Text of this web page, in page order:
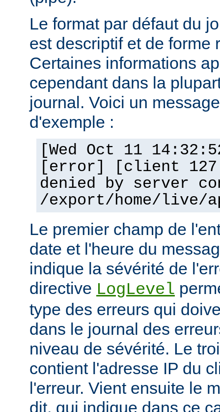
Le format par défaut du
est descriptif et de forme
Certaines informations
cependant dans la
journal. Voici un
d'exemple :
[Wed Oct 11
[error] [client
denied by server
/export/home/live/
Le premier champ de
date et l'heure du
indique la sévérité de
directive LogLevel
type des erreurs qui
dans le journal des
niveau de sévérité. Le
contient l'adresse IP du
l'erreur. Vient ensuite le
dit, qui indique dans ce